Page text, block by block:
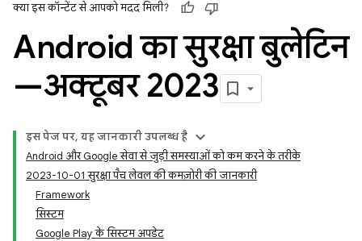
क्या इस कॉन्टेंट से आपको मदद मिली?
Android का सुरक्षा बुलेटिन
—अक्टूबर 2023
इस पेज पर, यह जानकारी उपलब्ध है
Android और Google सेवा से जुड़ी समस्याओं को कम करने के तरीके
2023-10-01 सुरक्षा पैच लेवल की कमज़ोरी की जानकारी
Framework
सिस्टम
Google Play के सिस्टम अपडेट